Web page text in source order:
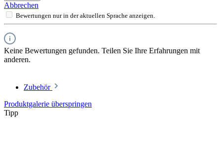
Abbrechen
Bewertungen nur in der aktuellen Sprache anzeigen.
Keine Bewertungen gefunden. Teilen Sie Ihre Erfahrungen mit
anderen.
Zubehör
Produktgalerie überspringen
Tipp